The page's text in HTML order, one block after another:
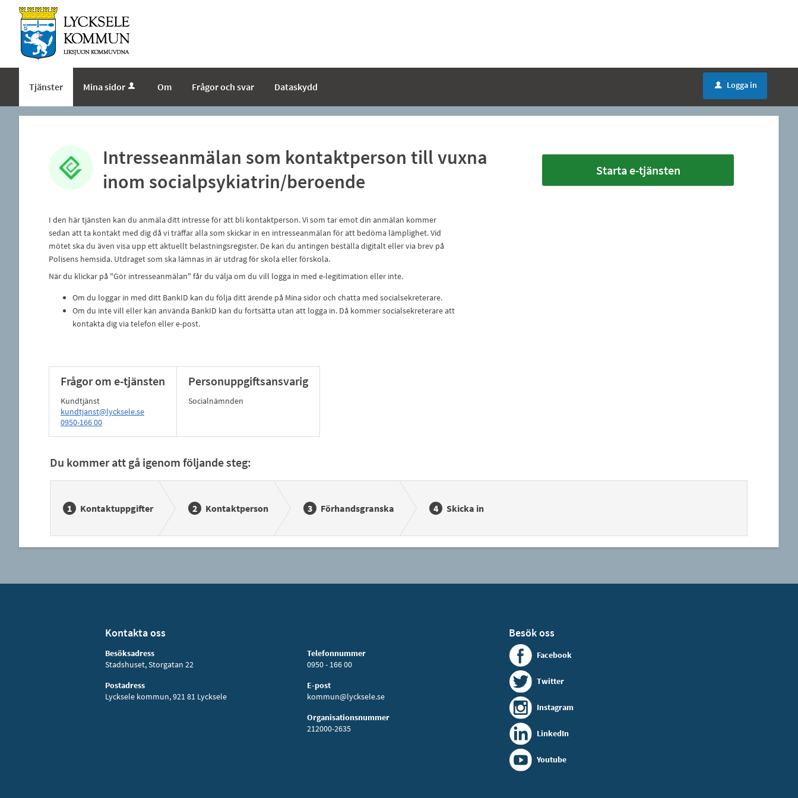
Tjänster Mina sidor Om Frågor och svar Dataskydd u Logga in
Intresseanmälan som kontaktperson till vuxna
inom socialpsykiatrin/beroende
I den här tjänsten kan du anmäla ditt intresse för att bli kontaktperson. Vi som tar emot din anmälan kommer
sedan att ta kontakt med dig då vi träffar alla som skickar in en intresseanmälan för att bedöma lämplighet. Vid
mötet ska du även visa upp ett aktuellt belastningsregister. De kan du antingen beställa digitalt eller via brev på
Polisens hemsida. Utdraget som ska lämnas in är utdrag för skola eller förskola.
När du klickar på "Gör intresseanmälan" får du välja om du vill logga in med e-legitimation eller inte.
Om du loggar in med ditt BankID kan du följa ditt ärende på Mina sidor och chatta med socialsekreterare.
Om du inte vill eller kan använda BankID kan du fortsätta utan att logga in. Då kommer socialsekreterare att
kontakta dig via telefon eller e-post.
Frågor om e-tjänsten
Kundtjänst
kundtjanst@lycksele.se
0950-166 00
Personuppgiftsansvarig
Socialnämnden
Starta e-tjänsten
Du kommer att gå igenom följande steg:
Kontaktuppgifter Kontaktperson Förhandsgranska Skicka in
Kontakta oss
Besöksadress
Stadshuset, Storgatan 22
Postadress
Lycksele kommun, 921 81 Lycksele
Telefonnummer
0950 - 166 00
E-post
kommun@lycksele.se
Organisationsnummer
212000-2635
Besök oss
Facebook
Twitter
Instagram
LinkedIn
Youtube